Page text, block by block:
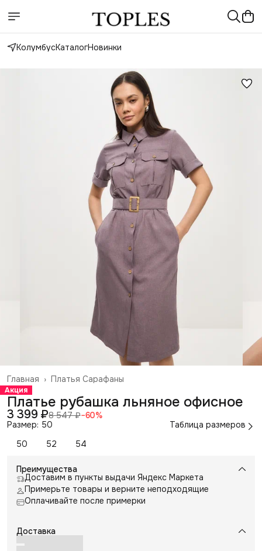
КолумбусКаталогНовинки
Платья Сарафаны
Главная ›
Акция
Платье рубашка льняное офисное
3 399 ₽8 547 ₽−60%
Размер: 50
Таблица размеров
50
52 54
Преимущества
Доставим в пункты выдачи Яндекс Маркета
Примерьте товары и верните неподходящие
Оплачивайте после примерки
Доставка